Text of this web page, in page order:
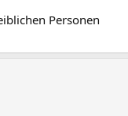
Personen